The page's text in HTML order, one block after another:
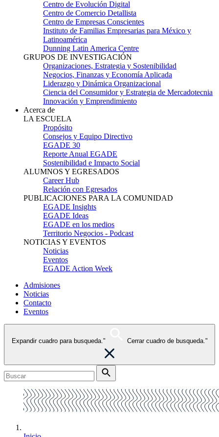
Centro de Evolución Digital
Centro de Comercio Detallista
Centro de Empresas Conscientes
Instituto de Familias Empresarias para México y
Latinoamérica
Dunning Latin America Centre
GRUPOS DE INVESTIGACIÓN
Organizaciones, Estrategia y Sostenibilidad
Negocios, Finanzas y Economía Aplicada
Liderazgo y Dinámica Organizacional
Ciencia del Consumidor y Estrategia de Mercadotecnia
Innovación y Emprendimiento
Acerca de
LA ESCUELA
Propósito
Consejos y Equipo Directivo
EGADE 30
Reporte Anual EGADE
Sostenibilidad e Impacto Social
ALUMNOS Y EGRESADOS
Career Hub
Relación con Egresados
PUBLICACIONES PARA LA COMUNIDAD
EGADE Insights
EGADE Ideas
EGADE en los medios
Territorio Negocios - Podcast
NOTICIAS Y EVENTOS
Noticias
Eventos
EGADE Action Week
Admisiones
Noticias
Contacto
Eventos
Expandir cuadro para busqueda." Cerrar cuadro de busqueda."